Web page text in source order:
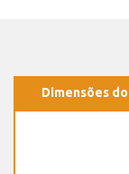
Dimensões